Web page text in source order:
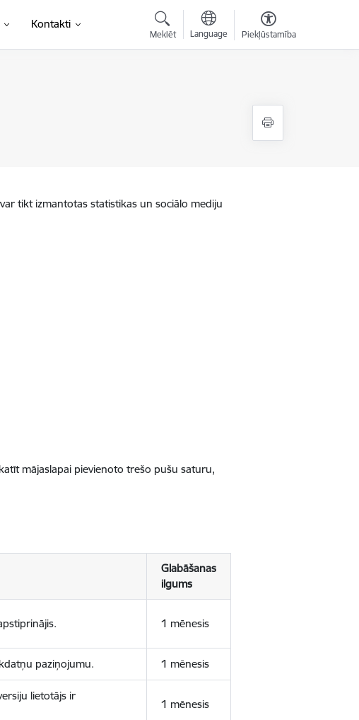
Kontakti
Meklēt Language Piekļūstamība
tikt izmantotas statistikas un sociālo mediju
mājaslapai pievienoto trešo pušu saturu,
Glabāšanas
ilgums
1 mēnesis
paziņojumu. 1 mēnesis
lietotājs ir
1 mēnesis